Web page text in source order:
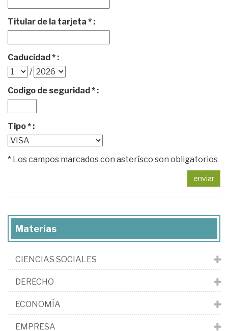
Titular de la tarjeta * :
Caducidad * :
/
Codigo de seguridad * :
Tipo * :
* Los campos marcados con asterísco son obligatorios
enviar
Materias
CIENCIAS SOCIALES
DERECHO
ECONOMÍA
EMPRESA